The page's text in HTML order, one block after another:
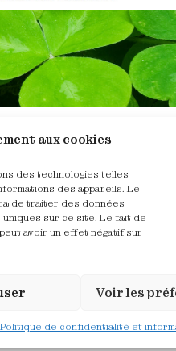
aux cookies
des technologies telles
des appareils. Le
de traiter des données
sur ce site. Le fait de
avoir un effet négatif sur
Voir les
Politique de confidentialité et
De Groote​
praticienne PNL Humaniste
professionnelle certifiée